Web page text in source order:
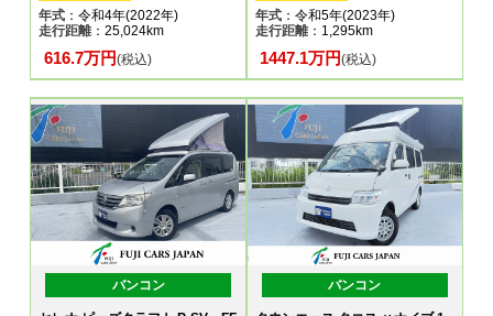
年式 ：令和4年(2022年)
走行距離：25,024km
616.7万円(税込)
年式：令和5年(2023年)
走行距離：1,295km
1447.1万円(税込)
バンコン バンコン